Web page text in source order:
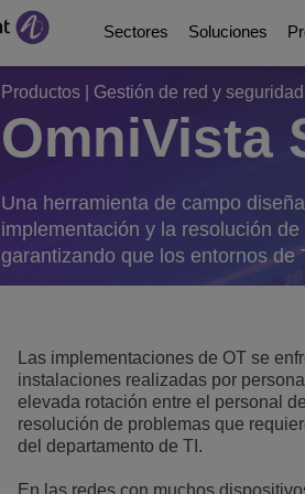
Sectores
Education Solutions
Soluciones de
Soluciones para la
Soluciones para el
Manufacturing
Soluciones
Digital Age
Digital Age
Continuidad
Plataformas de
Contact Center and
Ecosystems
Gestión de
Switches
Socios
Business Partners
Consultants Program
Quiénes somos
Videoteca
Analyst & Market
Referencias de
Eventos y Webinars
Productos Gestión de red y seguridad
OmniVista
Una herramienta de campo
implementación y la resolución
garantizando que los entornos de
Las implementaciones de OT se
instalaciones realizadas por
elevada rotación entre el personal
resolución de problemas que
del departamento de TI.
En las redes con muchos